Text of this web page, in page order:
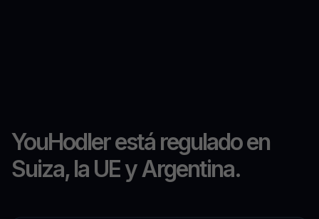
YouHodler está regulado en
Suiza, la UE y Argentina.